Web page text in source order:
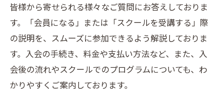
皆様から寄せられる様々なご質問にお答えしておりま
す。「会員になる」または「スクールを受講する」際
の説明を、スムーズに参加できるよう解説しておりま
す。入会の手続き、料金や支払い方法など、また、入
会後の流れやスクールでのプログラムについても、わ
かりやすくご案内しております。